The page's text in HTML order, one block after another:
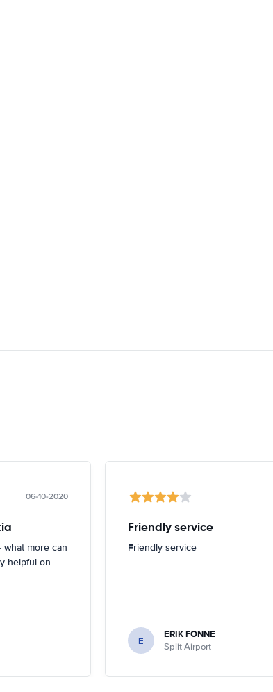
06-10-2020
what more can
helpful on
Friendly service
Friendly service
E ERIK FONNE
Split Airport